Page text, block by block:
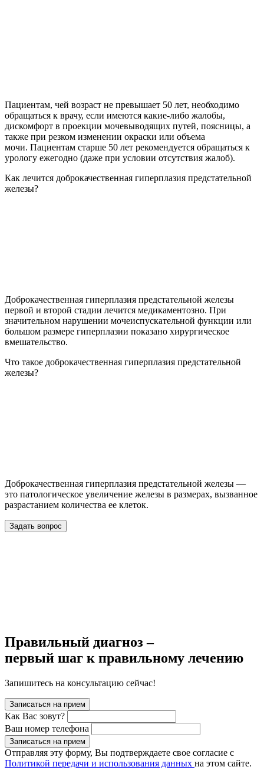
Пациентам, чей возраст не превышает 50 лет, необходимо
обращаться к врачу, если имеются какие-либо жалобы,
дискомфорт в проекции мочевыводящих путей, поясницы, а
также при резком изменении окраски или объема
мочи. Пациентам старше 50 лет рекомендуется обращаться к
урологу ежегодно (даже при условии отсутствия жалоб).
Как лечится доброкачественная гиперплазия предстательной
железы?
Доброкачественная гиперплазия предстательной железы
первой и второй стадии лечится медикаментозно. При
значительном нарушении мочеиспускательной функции или
большом размере гиперплазии показано хирургическое
вмешательство.
Что такое доброкачественная гиперплазия предстательной
железы?
Доброкачественная гиперплазия предстательной железы —
это патологическое увеличение железы в размерах, вызванное
разрастанием количества ее клеток.
Задать вопрос
Правильный диагноз –
первый шаг к правильному лечению
Запишитесь на консультацию сейчас!
Записаться на прием
Как Вас зовут?
Ваш номер телефона
Записаться на прием
Отправляя эту форму, Вы подтверждаете свое согласие с
Политикой передачи и использования данных на этом сайте.